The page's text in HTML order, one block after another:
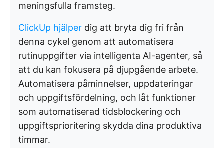
meningsfulla framsteg.
ClickUp hjälper dig att bryta dig fri från
denna cykel genom att automatisera
rutinuppgifter via intelligenta AI-agenter, så
att du kan fokusera på djupgående arbete.
Automatisera påminnelser, uppdateringar
och uppgiftsfördelning, och låt funktioner
som automatiserad tidsblockering och
uppgiftsprioritering skydda dina produktiva
timmar.